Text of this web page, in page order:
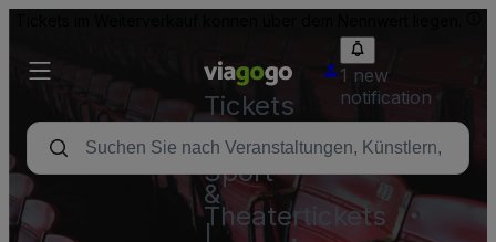
Tickets
-
Konzert-,
Sport-
&
Theatertickets
1 new
notification